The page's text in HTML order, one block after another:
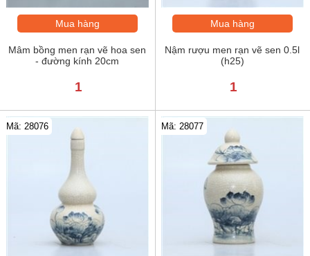
Mua hàng
Mâm bồng men rạn vẽ hoa sen
- đường kính 20cm
1
Mua hàng
Nậm rượu men rạn vẽ sen 0.5l
(h25)
1
Mã: 28076 Mã: 28077